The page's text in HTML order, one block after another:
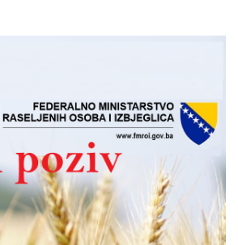
начелника
вијеће општине језеро